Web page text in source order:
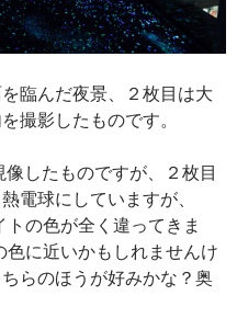
臨んだ夜景、２枚目は大
撮影したものです。
したものですが、２枚目
電球にしていますが、
の色が全く違ってきま
に近いかもしれませんけ
らのほうが好みかな？奥